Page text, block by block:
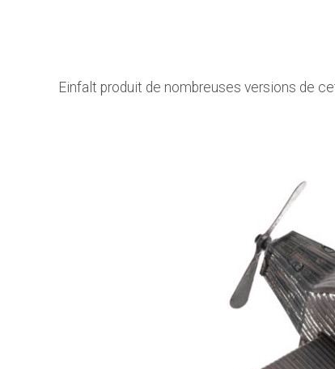
Einfalt produit de nombreuses versions de